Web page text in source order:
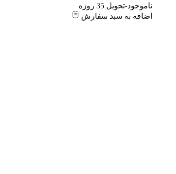
ناموجود-تحویل 35 روزه
اضافه به سبد سفارش